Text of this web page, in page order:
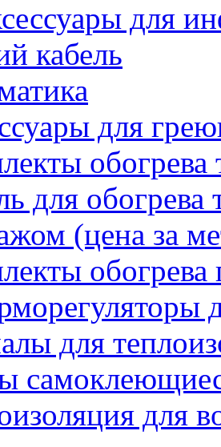
для
кабель
для
обогрева
для обогрева
(цена за
обогрева
для
для